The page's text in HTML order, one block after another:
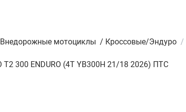
Внедорожные мотоциклы / Кроссовые/Эндуро /